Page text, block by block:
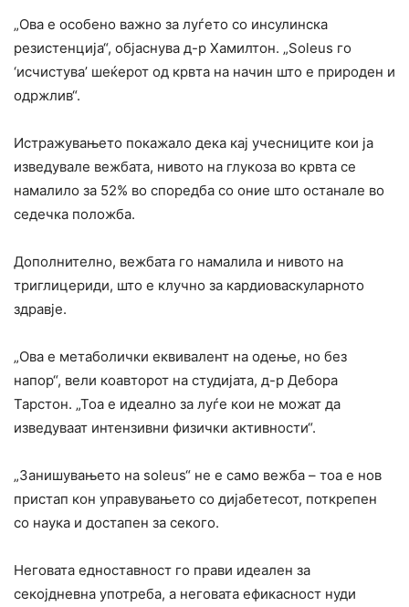
„Ова е особено важно за луѓето со инсулинска
резистенција“, објаснува д-р Хамилтон. „Soleus го
‘исчистува’ шеќерот од крвта на начин што е природен и
одржлив“.
Истражувањето покажало дека кај учесниците кои ја
изведувале вежбата, нивото на глукоза во крвта се
намалило за 52% во споредба со оние што останале во
седечка положба.
Дополнително, вежбата го намалила и нивото на
триглицериди, што е клучно за кардиоваскуларното
здравје.
„Ова е метаболички еквивалент на одење, но без
напор“, вели коавторот на студијата, д-р Дебора
Тарстон. „Тоа е идеално за луѓе кои не можат да
изведуваат интензивни физички активности“.
„Занишувањето на soleus“ не е само вежба – тоа е нов
пристап кон управувањето со дијабетесот, поткрепен
со наука и достапен за секого.
Неговата едноставност го прави идеален за
секојдневна употреба, а неговата ефикасност нуди